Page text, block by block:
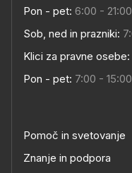
Pon - pet: 6:00 - 21:00
Sob, ned in prazniki:
Klici za pravne osebe:
Pon - pet: 7:00 - 15:00
Pomoč in svetovanje
Znanje in podpora